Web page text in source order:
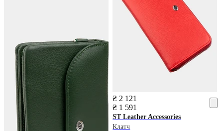
₴ 2 121
₴ 1 591
ST Leather Accessories
Клатч